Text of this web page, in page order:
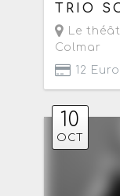
TRIO
Le
Colmar
12
10
OCT